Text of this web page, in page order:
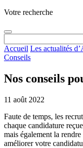
Votre recherche
Accueil Les actualités
Conseils
Nos conseils
11 août 2022
Faute de temps, les
chaque candidature
mais également la
améliorer votre